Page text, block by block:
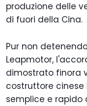
produzione delle
di fuori della Cina.
Pur non
Leapmotor,
dimostrato finora
costruttore
semplice e rapido